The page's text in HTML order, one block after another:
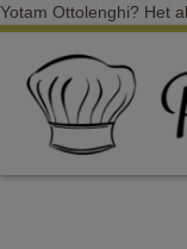
Yotam Ottolenghi? Het